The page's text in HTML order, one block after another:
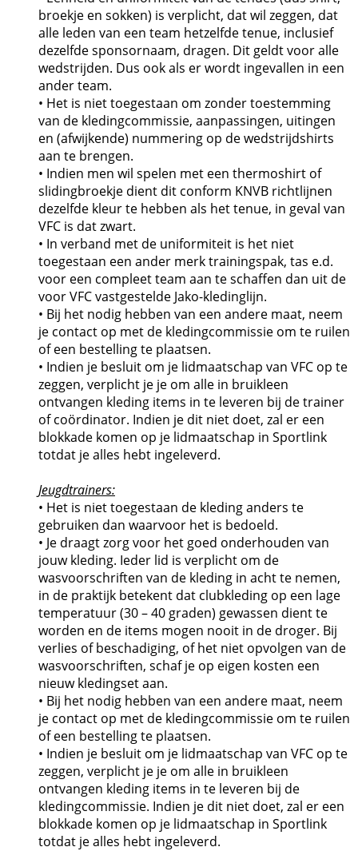
broekje en sokken) is verplicht, dat wil zeggen, dat
alle leden van een team hetzelfde tenue, inclusief
dezelfde sponsornaam, dragen. Dit geldt voor alle
wedstrijden. Dus ook als er wordt ingevallen in een
ander team.
• Het is niet toegestaan om zonder toestemming
van de kledingcommissie, aanpassingen, uitingen
en (afwijkende) nummering op de wedstrijdshirts
aan te brengen.
• Indien men wil spelen met een thermoshirt of
slidingbroekje dient dit conform KNVB richtlijnen
dezelfde kleur te hebben als het tenue, in geval van
VFC is dat zwart.
• In verband met de uniformiteit is het niet
toegestaan een ander merk trainingspak, tas e.d.
voor een compleet team aan te schaffen dan uit de
voor VFC vastgestelde Jako-kledinglijn.
• Bij het nodig hebben van een andere maat, neem
je contact op met de kledingcommissie om te ruilen
of een bestelling te plaatsen.
• Indien je besluit om je lidmaatschap van VFC op te
zeggen, verplicht je je om alle in bruikleen
ontvangen kleding items in te leveren bij de trainer
of coördinator. Indien je dit niet doet, zal er een
blokkade komen op je lidmaatschap in Sportlink
totdat je alles hebt ingeleverd.
Jeugdtrainers:
• Het is niet toegestaan de kleding anders te
gebruiken dan waarvoor het is bedoeld.
• Je draagt zorg voor het goed onderhouden van
jouw kleding. Ieder lid is verplicht om de
wasvoorschriften van de kleding in acht te nemen,
in de praktijk betekent dat clubkleding op een lage
temperatuur (30 – 40 graden) gewassen dient te
worden en de items mogen nooit in de droger. Bij
verlies of beschadiging, of het niet opvolgen van de
wasvoorschriften, schaf je op eigen kosten een
nieuw kledingset aan.
• Bij het nodig hebben van een andere maat, neem
je contact op met de kledingcommissie om te ruilen
of een bestelling te plaatsen.
• Indien je besluit om je lidmaatschap van VFC op te
zeggen, verplicht je je om alle in bruikleen
ontvangen kleding items in te leveren bij de
kledingcommissie. Indien je dit niet doet, zal er een
blokkade komen op je lidmaatschap in Sportlink
totdat je alles hebt ingeleverd.